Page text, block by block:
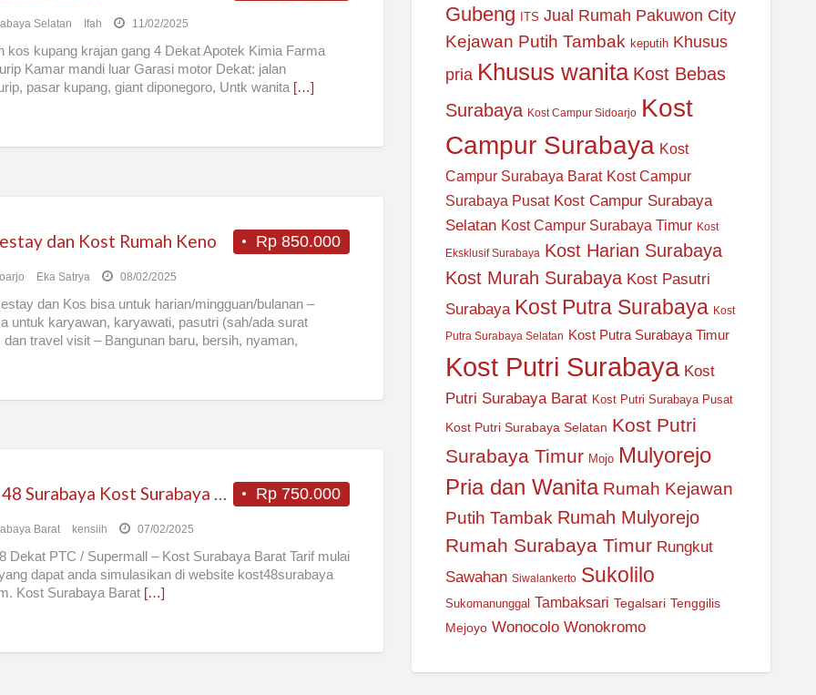
Selatan Ifah 11/02/2025
kos kupang krajan gang 4 Dekat Apotek Kimia Farma
Kamar mandi luar Garasi motor Dekat: jalan
pasar kupang, giant diponegoro, Untk wanita […]
Rp 850.000
dan Kost Rumah Keno
Eka Satrya 08/02/2025
dan Kos bisa untuk harian/mingguan/bulanan –
untuk karyawan, karyawati, pasutri (sah/ada surat
dan travel visit – Bangunan baru, bersih, nyaman,
Rp 750.000
Kost 48 Surabaya Kost Surabaya Barat dekat PTC mall
Barat kensiih 07/02/2025
Dekat PTC / Supermall – Kost Surabaya Barat Tarif mulai
dapat anda simulasikan di website kost48surabaya
Kost Surabaya Barat […]
Gubeng ITS Jual Rumah Pakuwon City
Kejawan Putih Tambak keputih Khusus
pria Khusus wanita Kost Bebas
Surabaya Kost Campur Sidoarjo Kost
Campur Surabaya Kost
Campur Surabaya Barat Kost Campur
Surabaya Pusat Kost Campur Surabaya
Selatan Kost Campur Surabaya Timur Kost
Eksklusif Surabaya Kost Harian Surabaya
Kost Murah Surabaya Kost Pasutri
Surabaya Kost Putra Surabaya Kost
Putra Surabaya Selatan Kost Putra Surabaya Timur
Kost Putri Surabaya Kost
Putri Surabaya Barat Kost Putri Surabaya Pusat
Kost Putri Surabaya Selatan Kost Putri
Surabaya Timur Mojo Mulyorejo
Pria dan Wanita Rumah Kejawan
Putih Tambak Rumah Mulyorejo
Rumah Surabaya Timur Rungkut
Sawahan Siwalankerto Sukolilo
Sukomanunggal Tambaksari Tegalsari Tenggilis
Mejoyo Wonocolo Wonokromo